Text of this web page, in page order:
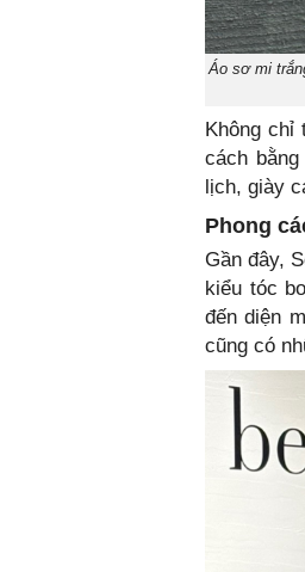
Áo sơ mi
Không chỉ
cách
lịch, giày
Phong
Gần đây,
kiểu tóc
đến diện
cũng có